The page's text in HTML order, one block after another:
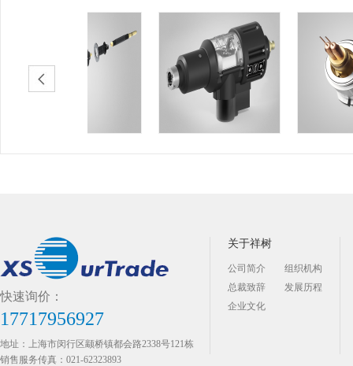
快速询价：
17717956927
地址：上海市闵行区颛桥镇都会路2338号121栋
销售服务传真：021-62323893
关于祥树
公司简介
组织机构
总裁致辞
发展历程
企业文化